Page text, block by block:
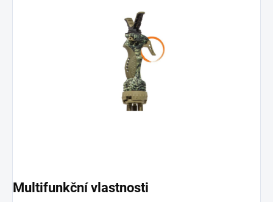
Multifunkční vlastnosti